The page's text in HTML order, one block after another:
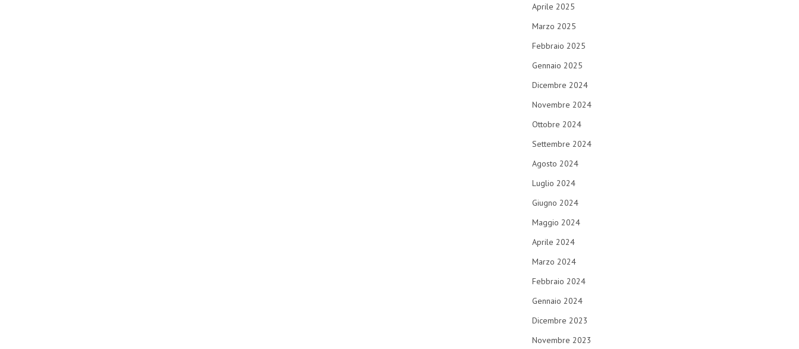
Aprile 2025
Marzo 2025
Febbraio 2025
Gennaio 2025
Dicembre 2024
Novembre 2024
Ottobre 2024
Settembre 2024
Agosto 2024
Luglio 2024
Giugno 2024
Maggio 2024
Aprile 2024
Marzo 2024
Febbraio 2024
Gennaio 2024
Dicembre 2023
Novembre 2023